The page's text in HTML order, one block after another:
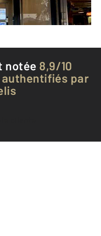
à l'agence
notée 8,9/10
authentifiés par
clients